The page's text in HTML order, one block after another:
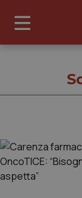
Cronache